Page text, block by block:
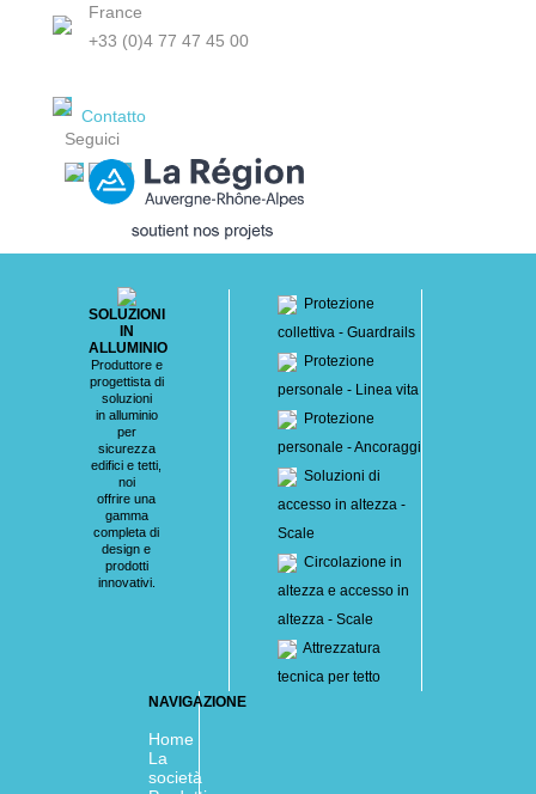
France
+33 (0)4 77 47 45 00
Contatto
Seguici
SOLUZIONI
IN
ALLUMINIO
Produttore e
progettista di
soluzioni
in alluminio
per
sicurezza
edifici e tetti,
noi
offrire una
gamma
completa di
design e
prodotti
innovativi.
Protezione
collettiva - Guardrails
Protezione
personale - Linea vita
Protezione
personale - Ancoraggi
Soluzioni di
accesso in altezza -
Scale
Circolazione in
altezza e accesso in
altezza - Scale
Attrezzatura
tecnica per tetto
NAVIGAZIONE
Home
La
società